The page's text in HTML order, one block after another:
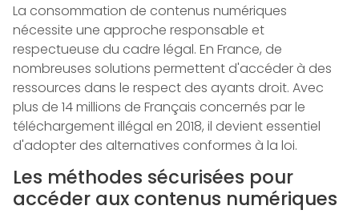
La consommation de contenus numériques
nécessite une approche responsable et
respectueuse du cadre légal. En France, de
nombreuses solutions permettent d'accéder à des
ressources dans le respect des ayants droit. Avec
plus de 14 millions de Français concernés par le
téléchargement illégal en 2018, il devient essentiel
d'adopter des alternatives conformes à la loi.
Les méthodes sécurisées pour
accéder aux contenus numériques